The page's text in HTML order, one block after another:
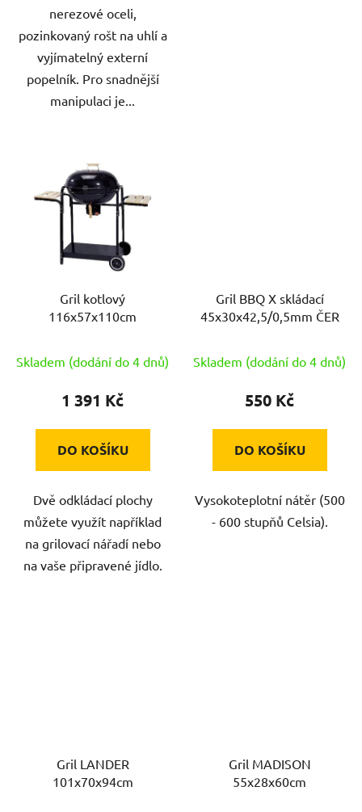
nerezové oceli,
pozinkovaný rošt na uhlí a
vyjímatelný externí
popelník. Pro snadnější
manipulaci je...
Gril kotlový
116x57x110cm
Skladem (dodání do 4 dnů)
1 391 Kč
DO KOŠÍKU
Dvě odkládací plochy
můžete využít například
na grilovací nářadí nebo
na vaše připravené jídlo.
Gril BBQ X skládací
45x30x42,5/0,5mm ČER
Skladem (dodání do 4 dnů)
550 Kč
DO KOŠÍKU
Vysokoteplotní nátěr (500
- 600 stupňů Celsia).
Gril LANDER
101x70x94cm
Gril MADISON
55x28x60cm